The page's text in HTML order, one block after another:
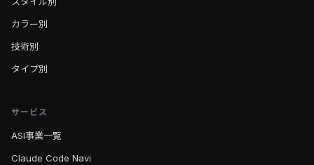
カラー別
技術別
タイプ別
サービス
ASI事業一覧
Claude Code Navi